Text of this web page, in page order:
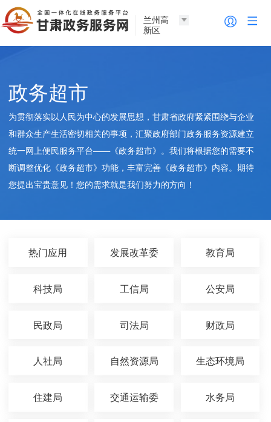
兰州高
新区
政务超市
为贯彻落实以人民为中心的发展思想，甘肃省政府紧紧围绕与企业
和群众生产生活密切相关的事项，汇聚政府部门政务服务资源建立
统一网上便民服务平台——《政务超市》。我们将根据您的需要不
断调整优化《政务超市》功能，丰富完善《政务超市》内容。期待
您提出宝贵意见！您的需求就是我们努力的方向！
热门应用 发展改革委 教育局
科技局 工信局 公安局
民政局 司法局 财政局
人社局 自然资源局 生态环境局
住建局 交通运输委 水务局